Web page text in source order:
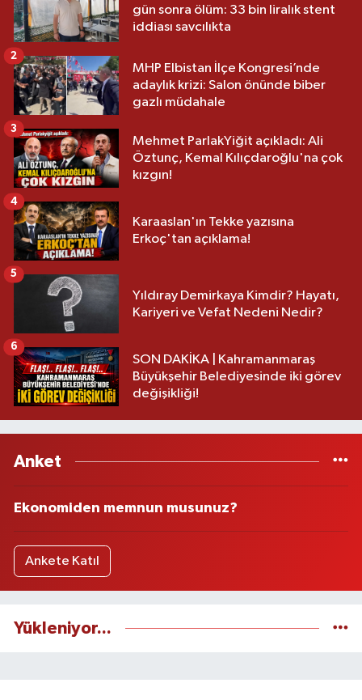
gün sonra ölüm: 33 bin liralık stent
iddiası savcılıkta
MHP Elbistan İlçe Kongresi’nde
adaylık krizi: Salon önünde biber
gazlı müdahale
2
Mehmet ParlakYiğit açıkladı: Ali
Öztunç, Kemal Kılıçdaroğlu'na çok
kızgın!
3
Karaaslan'ın Tekke yazısına
Erkoç'tan açıklama!
4
Yıldıray Demirkaya Kimdir? Hayatı,
Kariyeri ve Vefat Nedeni Nedir?
5
SON DAKİKA | Kahramanmaraş
Büyükşehir Belediyesinde iki görev
değişikliği!
6
Anket
Ekonomiden memnun musunuz?
Ankete Katıl
Yükleniyor...